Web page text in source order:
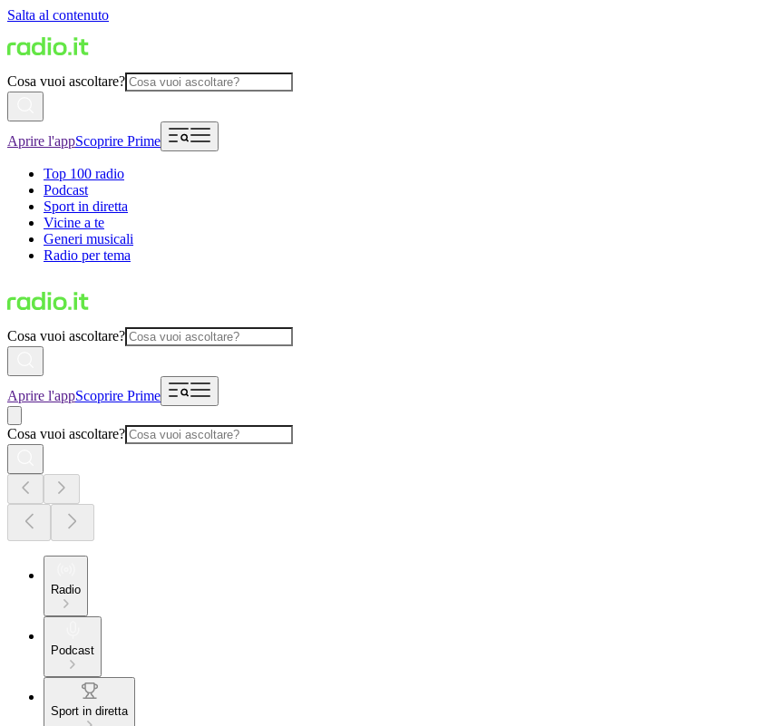
Salta al contenuto
Cosa vuoi ascoltare?
Aprire l'appScoprire Prime
Top 100 radio
Podcast
Sport in diretta
Vicine a te
Generi musicali
Radio per tema
Cosa vuoi ascoltare?
Aprire l'appScoprire Prime
Cosa vuoi ascoltare?
Radio
Podcast
Sport in diretta